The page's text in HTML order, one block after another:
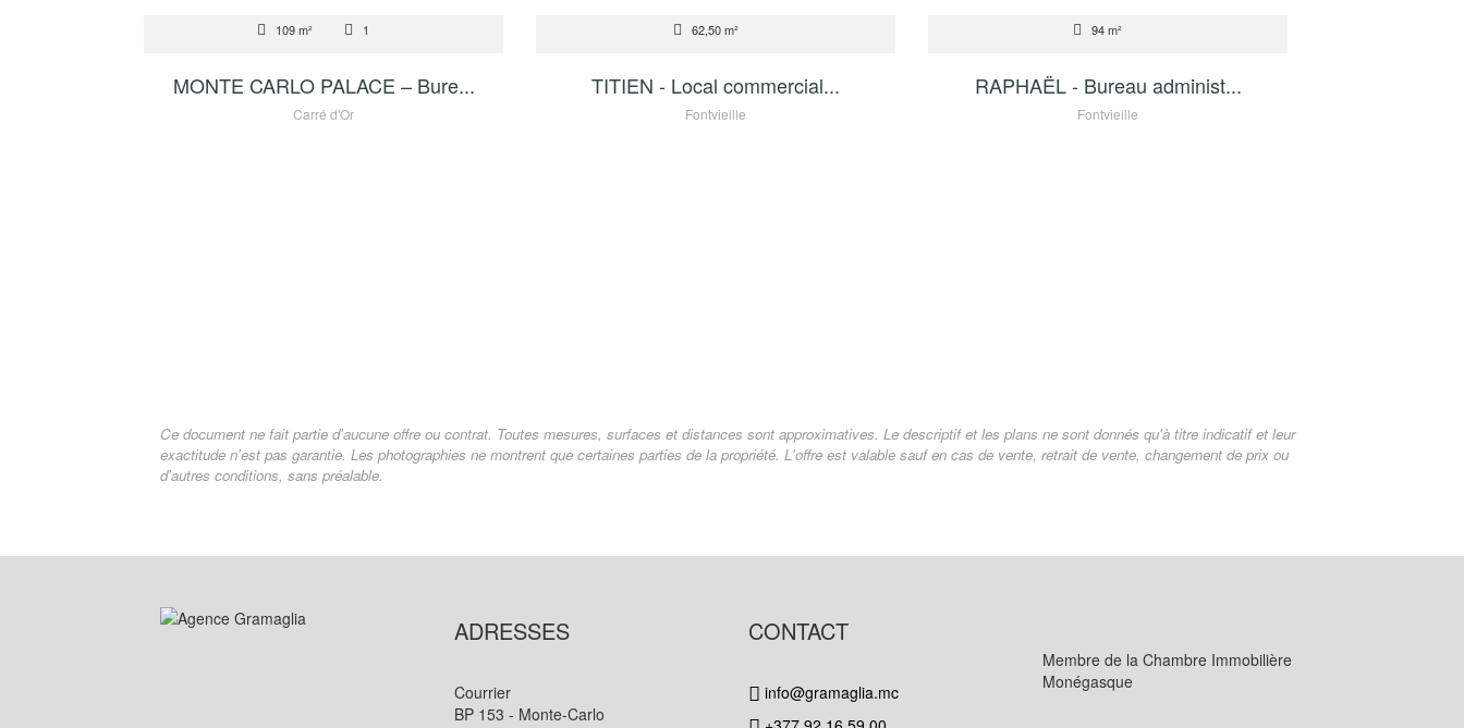
109 m² 1
MONTE CARLO PALACE – Bure...
Carré d'Or
62,50 m²
TITIEN - Local commercial...
Fontvieille
94 m²
RAPHAËL - Bureau administ...
Fontvieille
Ce document ne fait partie d'aucune offre ou contrat. Toutes mesures, surfaces et distances sont approximatives. Le descriptif et les plans ne sont donnés qu'à titre indicatif et leur
exactitude n'est pas garantie. Les photographies ne montrent que certaines parties de la propriété. L'offre est valable sauf en cas de vente, retrait de vente, changement de prix ou
d'autres conditions, sans préalable.
ADRESSES
Courrier
BP 153 - Monte-Carlo
CONTACT
info@gramaglia.mc
Membre de la Chambre Immobilière
Monégasque